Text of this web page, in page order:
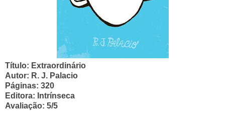
Título: Extraordinário
Autor: R. J. Palacio
Páginas: 320
Editora: Intrínseca
Avaliação: 5/5